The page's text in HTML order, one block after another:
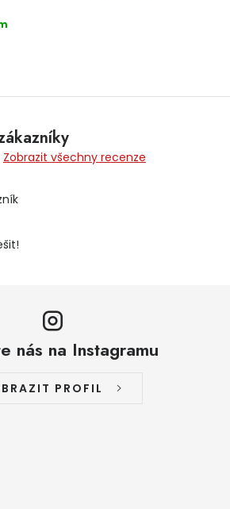
Zobrazit všechny recenze
nás na Instagramu
PROFIL